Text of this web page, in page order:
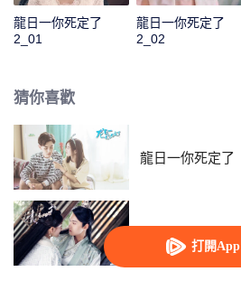
打開App
龍日一你死定了
2_01
龍日一你死定了
2_02
猜你喜歡
龍日一你死定了